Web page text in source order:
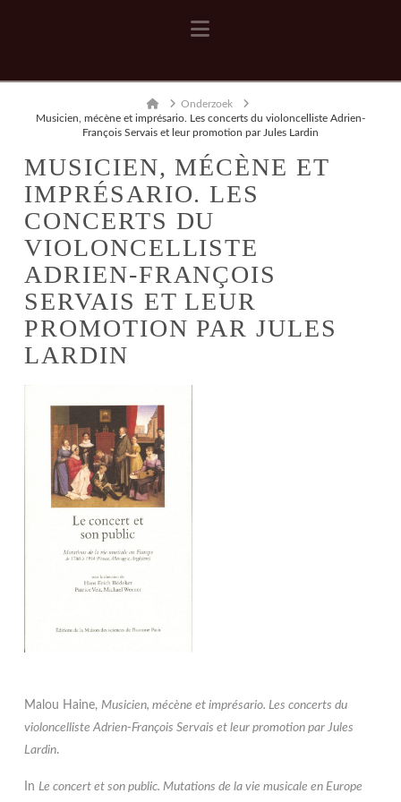
Navigation
HomeOnderzoek
Musicien, mécène et imprésario. Les concerts du violoncelliste Adrien-
François Servais et leur promotion par Jules Lardin
MUSICIEN, MÉCÈNE ET
IMPRÉSARIO. LES
CONCERTS DU
VIOLONCELLISTE
ADRIEN-FRANÇOIS
SERVAIS ET LEUR
PROMOTION PAR JULES
LARDIN
Malou Haine, Musicien, mécène et imprésario. Les concerts du
violoncelliste Adrien-François Servais et leur promotion par Jules
Lardin.
In Le concert et son public. Mutations de la vie musicale en Europe